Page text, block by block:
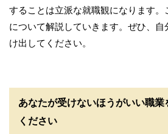
することは立派な就職観になります
について解説していきます。ぜひ、
け出してください。
あなたが受けないほうがいい職業
ください